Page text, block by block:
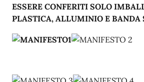
ESSERE CONFERITI SOLO
PLASTICA, ALLUMINIO E BANDA